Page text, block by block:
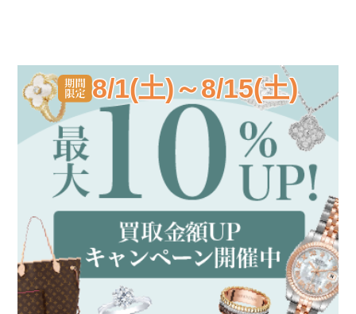
8/1(土)～8/15(土)